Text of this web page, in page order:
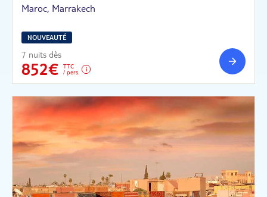
Maroc, Marrakech
NOUVEAUTÉ
7 nuits dès
852€
TTC
/ pers.